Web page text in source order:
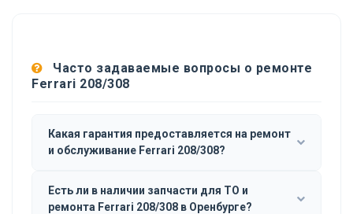
Часто задаваемые вопросы о ремонте
Ferrari 208/308
Какая гарантия предоставляется на ремонт
и обслуживание Ferrari 208/308?
Есть ли в наличии запчасти для ТО и
ремонта Ferrari 208/308 в Оренбурге?